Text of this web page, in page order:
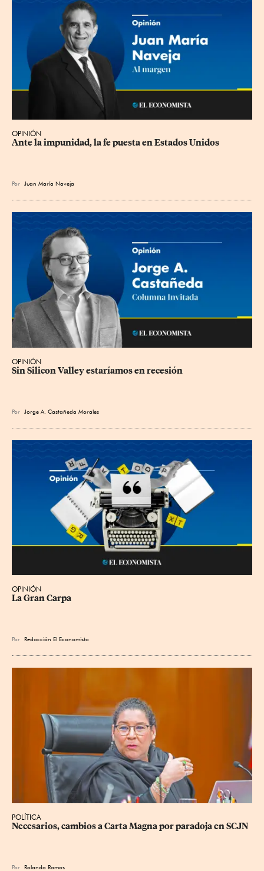
OPINIÓN
Ante la impunidad, la fe puesta en Estados Unidos
Por Juan María Naveja
OPINIÓN
Sin Silicon Valley estaríamos en recesión
Por Jorge A. Castañeda Morales
OPINIÓN
La Gran Carpa
Por Redacción El Economista
POLÍTICA
Necesarios, cambios a Carta Magna por paradoja en SCJN
Por Rolando Ramos